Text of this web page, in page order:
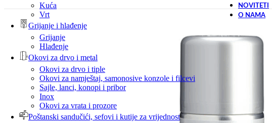
Kuća
Vrt
Grijanje i hlađenje
Grijanje
Hlađenje
Okovi za drvo i metal
Okovi za drvo i tiple
Okovi za namještaj, samonosive konzole i filcevi
Sajle, lanci, konopi i pribor
Inox
Okovi za vrata i prozore
Poštanski sandučići, sefovi i kutije za vrijednost
NOVITETI
O NAMA